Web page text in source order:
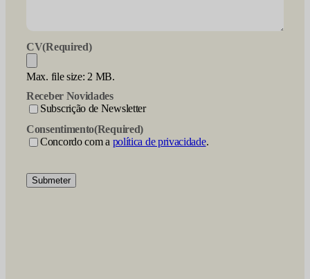
CV(Required)
Max. file size: 2 MB.
Receber Novidades
Subscrição de Newsletter
Consentimento(Required)
Concordo com a política de privacidade.
Submeter